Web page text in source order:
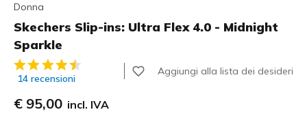
Donna
Skechers Slip-ins: Ultra Flex 4.0 - Midnight
Sparkle
Valutazione cliente 4,8 su 5
14 recensioni
Aggiungi alla lista dei desideri
€ 95,00 incl. IVA